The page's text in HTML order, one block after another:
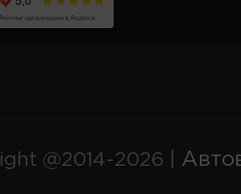
@2014-2026 |